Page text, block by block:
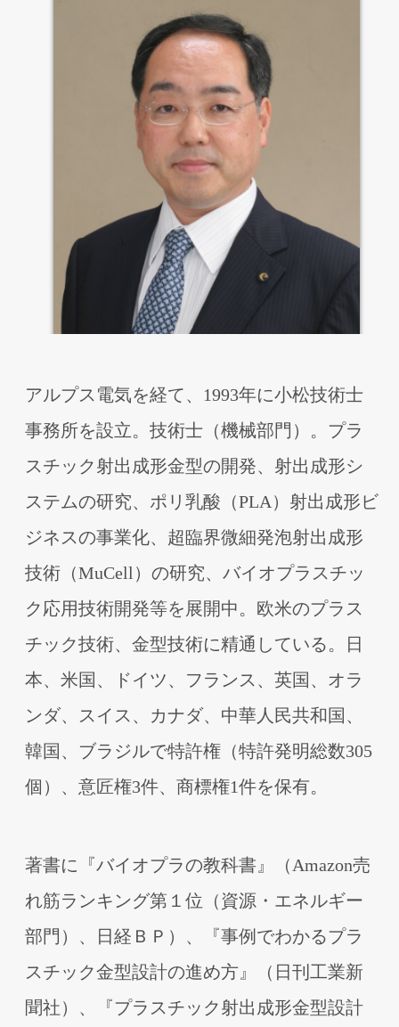
アルプス電気を経て、1993年に⼩松技術⼠
事務所を設⽴。技術⼠（機械部⾨）。プラ
スチック射出成形⾦型の開発、射出成形シ
ステムの研究、ポリ乳酸（PLA）射出成形ビ
ジネスの事業化、超臨界微細発泡射出成形
技術（MuCell）の研究、バイオプラスチッ
ク応⽤技術開発等を展開中。欧⽶のプラス
チック技術、⾦型技術に精通している。⽇
本、⽶国、ドイツ、フランス、英国、オラ
ンダ、スイス、カナダ、中華⼈⺠共和国、
韓国、ブラジルで特許権（特許発明総数305
個）、意匠権3件、商標権1件を保有。
著書に『バイオプラの教科書』（Amazon売
れ筋ランキング第１位（資源・エネルギー
部⾨）、⽇経ＢＰ）、『事例でわかるプラ
スチック⾦型設計の進め⽅』（⽇刊⼯業新
聞社）、『プラスチック射出成形⾦型設計